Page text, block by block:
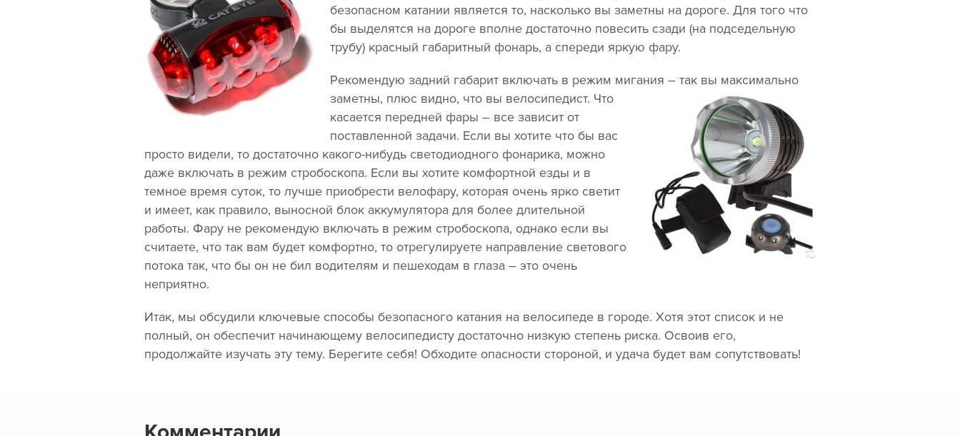
безопасном катании является то, насколько вы заметны на дороге. Для того что
бы выделятся на дороге вполне достаточно повесить сзади (на подседельную
трубу) красный габаритный фонарь, а спереди яркую фару.
Рекомендую задний габарит включать в режим мигания – так вы максимально
заметны, плюс видно, что вы велосипедист. Что
касается передней фары – все зависит от
поставленной задачи. Если вы хотите что бы вас
просто видели, то достаточно какого-нибудь светодиодного фонарика, можно
даже включать в режим стробоскопа. Если вы хотите комфортной езды и в
темное время суток, то лучше приобрести велофару, которая очень ярко светит
и имеет, как правило, выносной блок аккумулятора для более длительной
работы. Фару не рекомендую включать в режим стробоскопа, однако если вы
считаете, что так вам будет комфортно, то отрегулируете направление светового
потока так, что бы он не бил водителям и пешеходам в глаза – это очень
неприятно.
Итак, мы обсудили ключевые способы безопасного катания на велосипеде в городе. Хотя этот список и не
полный, он обеспечит начинающему велосипедисту достаточно низкую степень риска. Освоив его,
продолжайте изучать эту тему. Берегите себя! Обходите опасности стороной, и удача будет вам сопутствовать!